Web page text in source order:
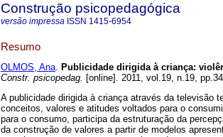
Construção psicopedagógica
versão impressa ISSN 1415-6954
Resumo
OLMOS, Ana. Publicidade dirigida à criança:
Constr. psicopedag. [online]. 2011, vol.19, n.19,
A publicidade dirigida à criança através da televisão
conceitos, valores e atitudes voltados para o
para o consumo, participa da estruturação da
da construção de valores a partir de modelos